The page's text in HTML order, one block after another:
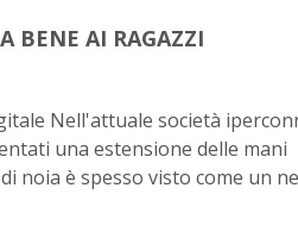
BENE AI RAGAZZI
Nell'attuale società
una estensione delle mani
noia è spesso visto come un